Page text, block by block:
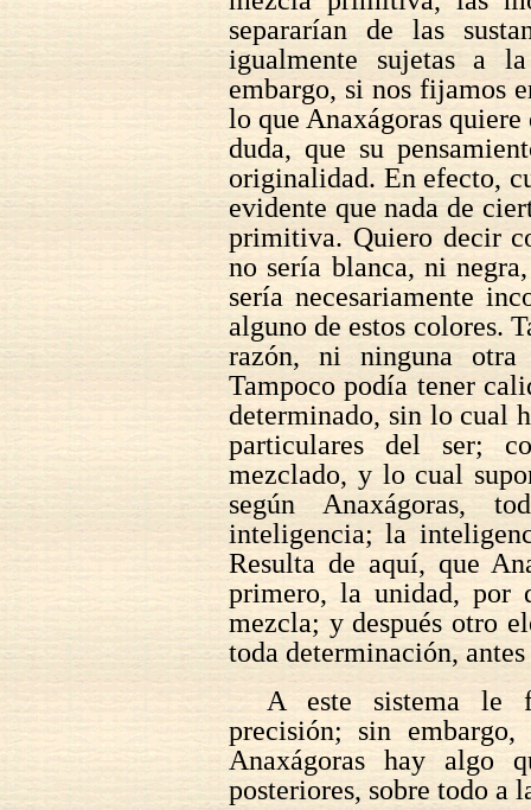
separarían de las
igualmente sujetas a
embargo, si nos fijamos
lo que Anaxágoras
duda, que su
originalidad. En efecto,
evidente que nada de
primitiva. Quiero decir
no sería blanca, ni
sería necesariamente
alguno de estos colores.
razón, ni ninguna otra
Tampoco podía tener
determinado, sin lo cual
particulares del ser;
mezclado, y lo cual
según Anaxágoras,
inteligencia; la
Resulta de aquí, que
primero, la unidad, por
mezcla; y después otro
toda determinación,
A este sistema le
precisión; sin
Anaxágoras hay algo
posteriores, sobre todo a